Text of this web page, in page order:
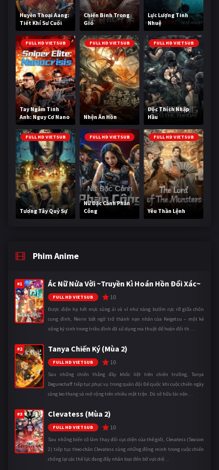
Huyền Thoại Aang:
Tiết Khí Sư Cuối
Cùng
Chiến Binh Trong
Gió
Lực Lượng Tinh
Nhuệ
FULL HD VIETSUB
Tay Ngắm Tinh
Anh: Nguy Cơ Nano
FULL HD VIETSUB
Nhện Ăn Hồn
FULL HD VIETSUB
Độc Thích Nhập
Hầu
FULL HD VIETSUB
Tương Tây Quỷ Sự
FULL HD VIETSUB
Nữ Đặc Cảnh Phản
Công
FULL HD VIETSUB
Yêu Thần Lệnh
Phim Anime
#1 Ác Nữ Nửa Vời ~Truyền Kì Hoán Hồn Đổi Xác~
FULL HD VIETSUB 10
Được điện hạ hết mực sủng ái và ví như nàng bướm rực rỡ giữa chốn
cung đình, Reirin bất ngờ trở thành nạn nhân của Keigetsu – một kẻ
sống ký sinh trong triều đình đã sử dụng ma thuật để hoán đổi th ...
#2 Tanya Chiến Ký (Mùa 2)
FULL HD VIETSUB 10
Sau những chiến thắng đầy khốc liệt trên chiến trường, Tanya
Degurechaff tiếp tục phục vụ trong quân đội Đế quốc khi cuộc chiến ngày
càng leo thang và mở rộng trên nhiều mặt trận. Dù sở hữu tài năn ...
#3 Clevatess (Mùa 2)
FULL HD VIETSUB 10
Sau những biến cố làm thay đổi cục diện của thế giới, Clevatess (Season
2) tiếp tục theo chân Clevatess cùng những đồng minh trong cuộc chiến
chống lại các thế lực đang đẩy nhân loại đến bờ vực diệ ...